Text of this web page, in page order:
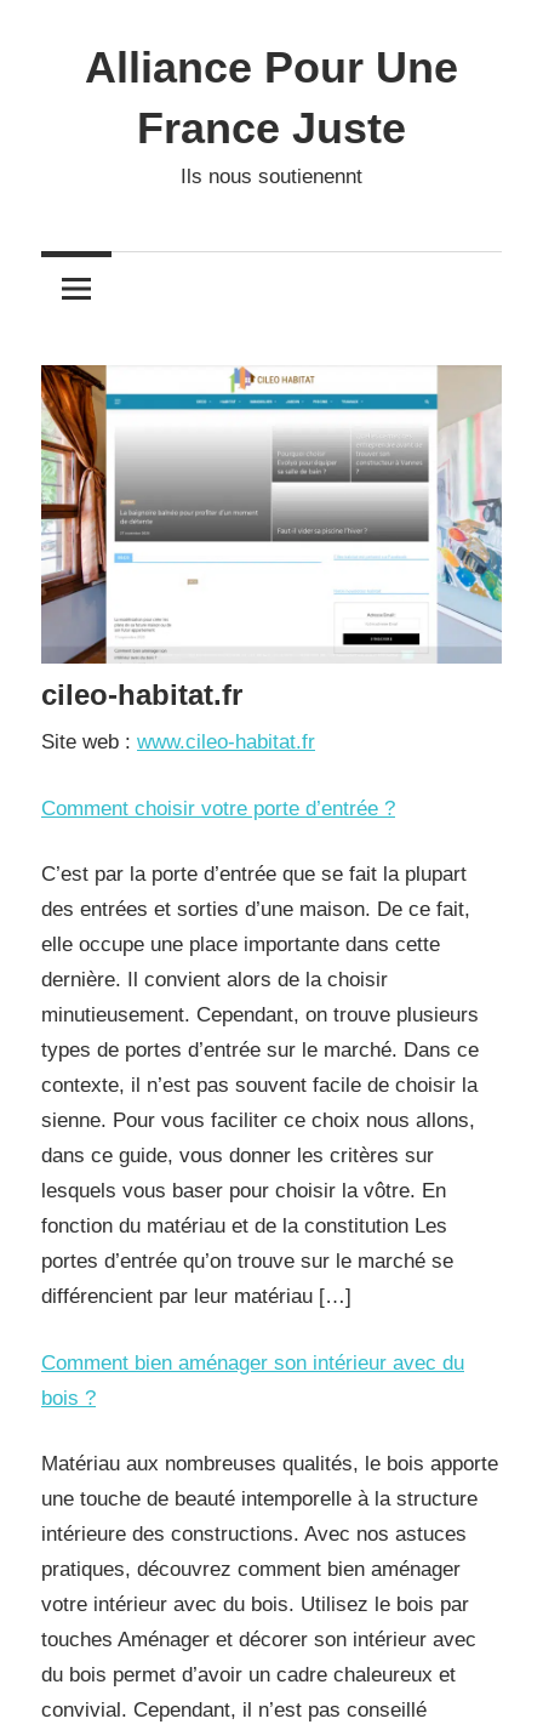
contentAlliance Pour Une
France Juste
Ils nous soutienennt
cileo-habitat.fr
Site web : www.cileo-habitat.fr
Comment choisir votre porte d’entrée ?
C’est par la porte d’entrée que se fait la plupart
des entrées et sorties d’une maison. De ce fait,
elle occupe une place importante dans cette
dernière. Il convient alors de la choisir
minutieusement. Cependant, on trouve plusieurs
types de portes d’entrée sur le marché. Dans ce
contexte, il n’est pas souvent facile de choisir la
sienne. Pour vous faciliter ce choix nous allons,
dans ce guide, vous donner les critères sur
lesquels vous baser pour choisir la vôtre. En
fonction du matériau et de la constitution Les
portes d’entrée qu’on trouve sur le marché se
différencient par leur matériau […]
Comment bien aménager son intérieur avec du
bois ?
Matériau aux nombreuses qualités, le bois apporte
une touche de beauté intemporelle à la structure
intérieure des constructions. Avec nos astuces
pratiques, découvrez comment bien aménager
votre intérieur avec du bois. Utilisez le bois par
touches Aménager et décorer son intérieur avec
du bois permet d’avoir un cadre chaleureux et
convivial. Cependant, il n’est pas conseillé